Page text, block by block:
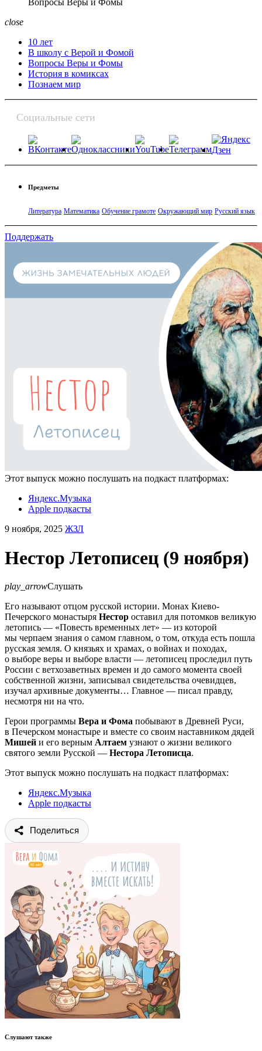
Вопросы Веры и Фомы
close
10 лет
В школу с Верой и Фомой
Вопросы Веры и Фомы
История в комиксах
Познаем мир
Социальные сети
Предметы
Литература Математика Обучение грамоте Окружающий мир Русский язык
Поддержать
Этот выпуск можно послушать на подкаст платформах:
Яндекс.Музыка
Apple подкасты
9 ноября, 2025 ЖЗЛ
Нестор Летописец (9 ноября)
play_arrowСлушать
Его называют отцом русской истории. Монах Киево-
Печерского монастыря Нестор оставил для потомков великую
летопись — «Повесть временных лет» — из которой
мы черпаем знания о самом главном, о том, откуда есть пошла
русская земля. О князьях и храмах, о войнах и походах,
о выборе веры и выборе власти — летописец проследил путь
России с ветхозаветных времен и до самого момента своей
собственной жизни, записывал свидетельства очевидцев,
изучал архивные документы… Главное — писал правду,
несмотря ни на что.
Герои программы Вера и Фома побывают в Древней Руси,
в Печерском монастыре и вместе со своим наставником дядей
Мишей и его верным Алтаем узнают о жизни великого
святого земли Русской — Нестора Летописца.
Этот выпуск можно послушать на подкаст платформах:
Яндекс.Музыка
Apple подкасты
Поделиться
Слушают также